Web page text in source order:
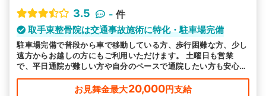
3.5
- 件
取手東整骨院は交通事故施術に特化・駐車場完備
駐車場完備で普段から車で移動している方、歩行困難な方、少し
遠方からお越しの方にもご利用いただけます。 土曜日も営業
で、平日通院が難しい方や自分のペースで通院したい方も安心で
す。
お見舞金最大20,000円支給